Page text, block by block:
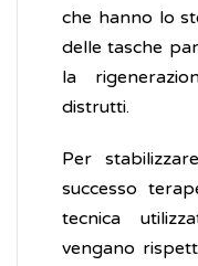
che hanno lo
delle tasche
la
distrutti.
Per
successo
tecnica
vengano